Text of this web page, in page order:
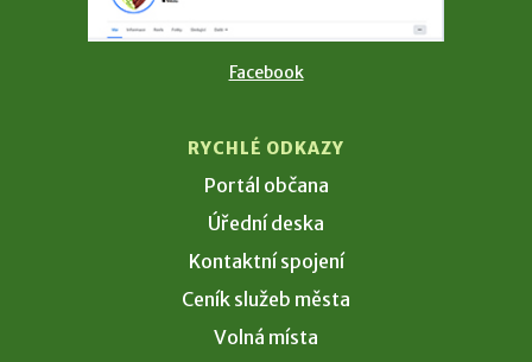
Facebook
RYCHLÉ ODKAZY
Portál občana
Úřední deska
Kontaktní spojení
Ceník služeb města
Volná místa